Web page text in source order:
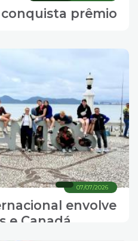
prêmio
07/07/2026
envolve
e Canadá